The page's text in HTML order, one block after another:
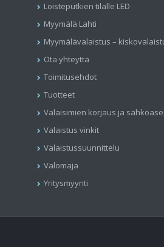
Loisteputkien tilalle LED
Myymälä Lahti
Myymälävalaistus –
Ota yhteyttä
Toimitusehdot
Tuotteet
Valaisimien korjaus ja
Valaistus vinkit
Valaistussuunnittelu
Valomaja
Yritysmyynti